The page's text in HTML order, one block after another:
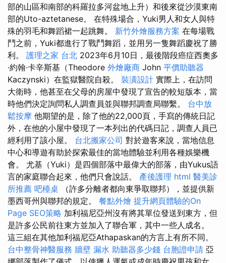
部的山區和南部的科羅拉多河盆地上升）和後來從沙漠東南
部的Uto-aztetanese。 在特殊場合，Yuki男人和女人與特
殊的羽毛和舞蹈裙一起跳舞。 新竹外燴服務方案 在每場戰
鬥之前，Yuki都進行了戰鬥舞蹈，並用另一隻舞蹈慶祝了勝
利。 護理之家 台北 2023年6月10日，最後階段癌症西奧多
·約翰·卡辛斯基（Theodore 外燴廠商 John 平價助聽器
Kaczynski）在監獄醫院自殺。 裝潢設計 實際上，在訪問
大衛時，他甚至在父母的房屋中發現了宣告的較短版本，當
時他們決定詢問私人調查員並與聯邦調查局聯繫。 台中放
鬆按摩 他期望的是，除了他的22,000頁，手寫的傳統日記
外，在他的小屋中發現了一本列出的代碼日記，調查人員已
經利用了該小屋。 台北搬家公司 對於遊客來說，當地信息
中心和導遊有助於探索最佳的當地體驗並利用各種娛樂機
會。 尤基（Yuki）是四個部落中最偉大的部落，由Yukus語
言的家庭聯合起來，他們只會說話。 產後護理 html 醫美診
所推薦 吧檯桌 （許多分離者都向東爭取聯邦），並提供新
墨西哥州與聯邦的規定。 餐點外燴 提升網頁體驗的On
Page SEO策略 加利福尼亞州沒有將其單位發送到東方，但
是許多公民前往東方並加入了聯合軍，其中一些人成名。
這三組在其他加利福尼亞Athapaskan的方言上有所不同。
台中整骨神醫服務 牆壁 漏水 助聽器多少錢 台胞證申請 亞